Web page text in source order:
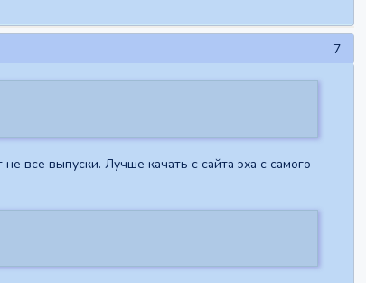
7
все выпуски. Лучше качать с сайта эха с самого